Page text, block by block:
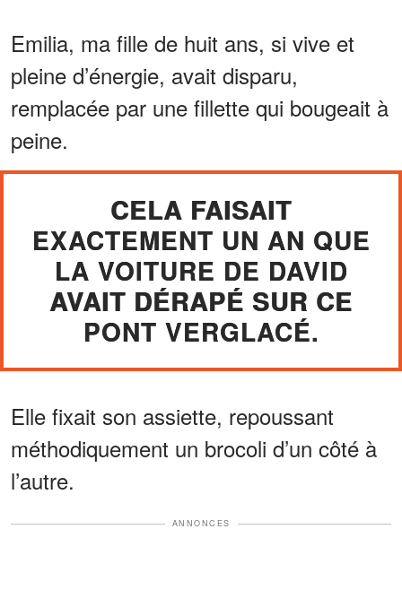
Emilia, ma fille de huit ans, si vive et
pleine d’énergie, avait disparu,
remplacée par une fillette qui bougeait à
peine.
CELA FAISAIT
EXACTEMENT UN AN QUE
LA VOITURE DE DAVID
AVAIT DÉRAPÉ SUR CE
PONT VERGLACÉ.
Elle fixait son assiette, repoussant
méthodiquement un brocoli d’un côté à
l’autre.
ANNONCES